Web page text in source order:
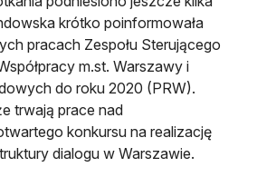
krótko poinformowała
pracach Zespołu Sterującego
m.st. Warszawy i
do roku 2020 (PRW).
trwają prace nad
konkursu na realizację
dialogu w Warszawie.